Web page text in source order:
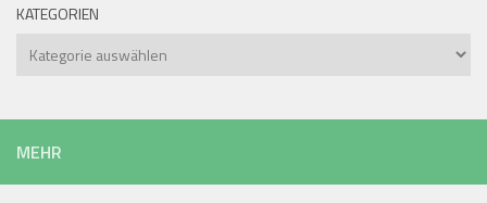
KATEGORIEN
Kategorien
MEHR